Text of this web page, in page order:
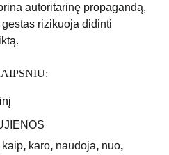
autoritarinę propagandą,
rizikuoja didinti
kaip, karo, naudoja, nuo,